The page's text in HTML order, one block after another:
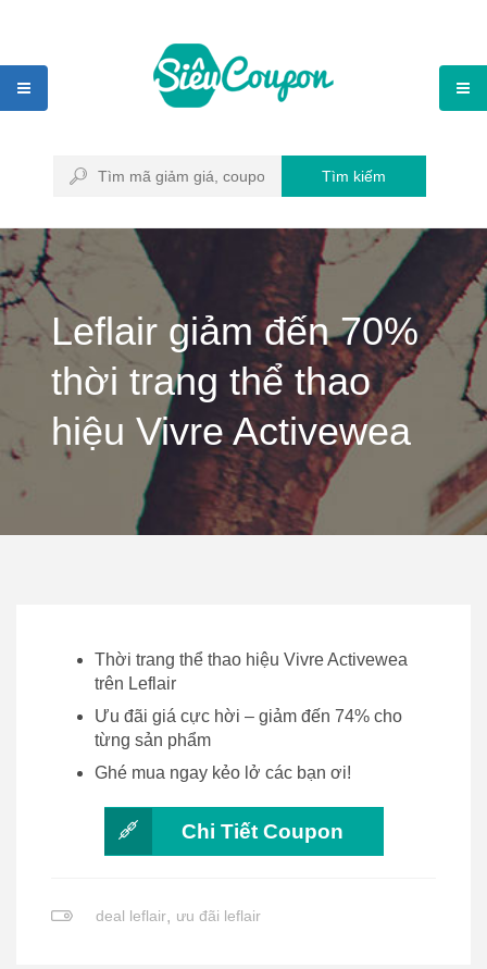
Tìm kiếm
Leflair giảm đến 70%
thời trang thể thao
hiệu Vivre Activewea
Thời trang thể thao hiệu Vivre Activewea
trên Leflair
Ưu đãi giá cực hời – giảm đến 74% cho
từng sản phẩm
Ghé mua ngay kẻo lở các bạn ơi!
Chi Tiết Coupon
deal leflair, ưu đãi leflair